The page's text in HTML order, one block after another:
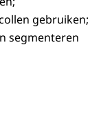
gebruiken;
segmenteren